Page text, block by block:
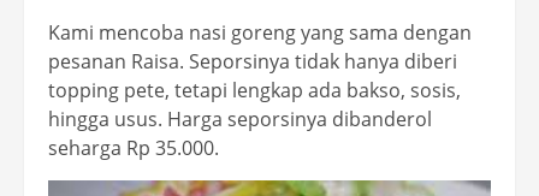
Kami mencoba nasi goreng yang sama dengan
pesanan Raisa. Seporsinya tidak hanya diberi
topping pete, tetapi lengkap ada bakso, sosis,
hingga usus. Harga seporsinya dibanderol
seharga Rp 35.000.